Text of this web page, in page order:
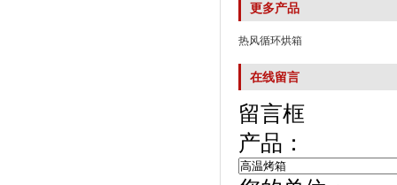
更多产品
热风循环烘箱
在线留言
留言框
产品：